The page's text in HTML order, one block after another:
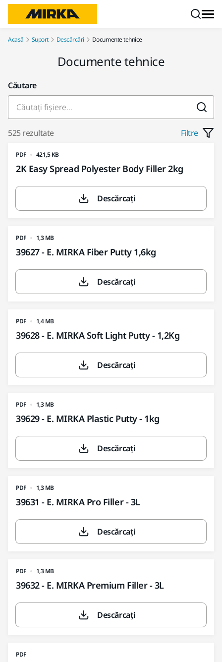
Acasă Suport Descărcări Documente tehnice
Documente tehnice
Căutare
525 rezultate Filtre
PDF 421,5 KB
2K Easy Spread Polyester Body Filler 2kg
Descărcați
PDF 1,3 MB
39627 - E. MIRKA Fiber Putty 1,6kg
Descărcați
PDF 1,4 MB
39628 - E. MIRKA Soft Light Putty - 1,2Kg
Descărcați
PDF 1,3 MB
39629 - E. MIRKA Plastic Putty - 1kg
Descărcați
PDF 1,3 MB
39631 - E. MIRKA Pro Filler - 3L
Descărcați
PDF 1,3 MB
39632 - E. MIRKA Premium Filler - 3L
Descărcați
PDF